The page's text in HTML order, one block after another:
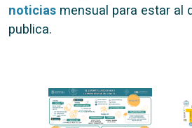
noticias mensual para estar al
publica.